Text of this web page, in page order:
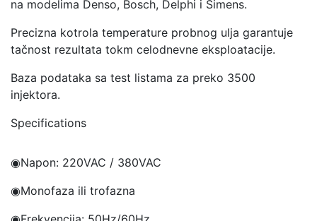
na modelima Denso, Bosch, Delphi i Simens.
Precizna kotrola temperature probnog ulja garantuje
tačnost rezultata tokm celodnevne eksploatacije.
Baza podataka sa test listama za preko 3500
injektora.
Specifications
◉Napon: 220VAC / 380VAC
◉Monofaza ili trofazna